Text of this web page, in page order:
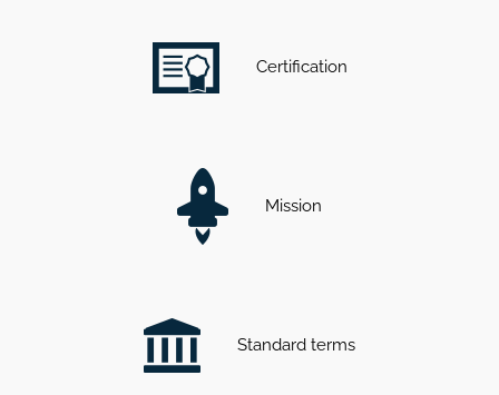
Certification
Mission
Standard terms